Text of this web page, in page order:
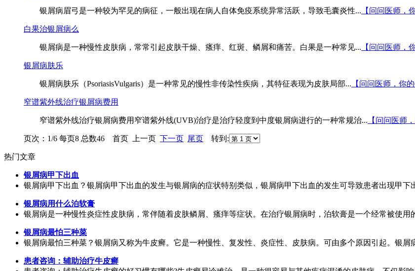
银屑病眉弓是一种较为罕见的病征，一般出现在病人自体免疫系统异常活跃，导致毛囊炎性... 【问问医师，
白果治银屑病么
银屑病是一种慢性皮肤病，常常引起皮肤干燥、瘙痒、红斑、鳞屑和痛苦。白果是一种常见... 【问问医师，
银屑病肤乐
银屑病肤乐（PsoriasisVulgaris）是一种常见的慢性非传染性疾病，其特征表现为皮肤局部... 【问问医师，你
窄谱紫外线治疗银屑病费用
窄谱紫外线治疗银屑病费用窄谱紫外线(UVB)治疗是治疗轻度到中度银屑病进行的一种常规治... 【问问医师
页次：1/6 每页8 总数46 首页 上一页 下一页 尾页 转到:
热门文章
银屑病甲下出血
银屑病甲下出血？银屑病甲下出血的发生与银屑病的症状特别类似，银屑病甲下出血的发生可导致患者出现甲下
银屑病用什么泊软膏
银屑病是一种慢性炎症性皮肤病，常伴随着皮肤鳞屑、瘙痒等症状。在治疗银屑病时，泊软膏是一个经常被使用
银屑病最怕三种菜
银屑病最怕三种菜？银屑病又称为牛皮癣。它是一种慢性、复发性、炎症性、皮肤病。可由多个原因引起。银屑
患者咨询：辅助治疗牛皮癣